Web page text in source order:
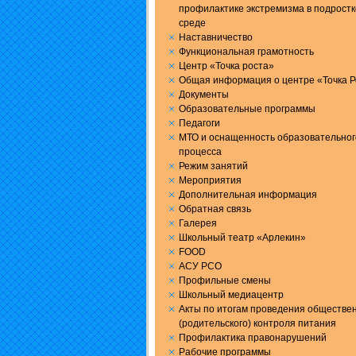
профилактике экстремизма в
среде
Наставничество
Функциональная грамотность
Центр «Точка роста»
Общая информация о центре «Точка
Документы
Образовательные программы
Педагоги
МТО и оснащенность
процесса
Режим занятий
Мероприятия
Дополнительная информация
Обратная связь
Галерея
Школьный театр «Арлекин»
FOOD
АСУ РСО
Профильные смены
Школьный медиацентр
Акты по итогам проведения
(родительского) контроля питания
Профилактика правонарушений
Рабочие программы